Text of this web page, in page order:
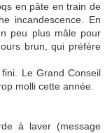
en pâte en train de
incandescence. En
peu plus mâle pour
brun, qui préfère
Le Grand Conseil
molli cette année.
à laver (message